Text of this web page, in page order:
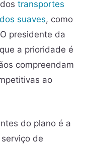
transportes
suaves, como
presidente da
a prioridade é
compreendam
ao
do plano é a
de